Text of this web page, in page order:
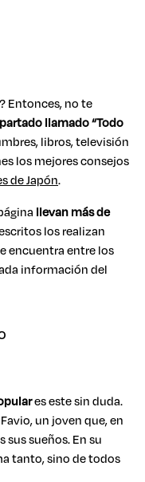
Entonces, no te
llamado “Todo
libros, televisión
los mejores consejos
de Japón.
llevan más de
los realizan
encuentra entre los
información del
es este sin duda.
un joven que, en
sus sueños. En su
tanto, sino de todos